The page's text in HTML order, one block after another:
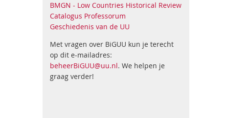
BMGN - Low Countries Historical Review
Catalogus Professorum
Geschiedenis van de UU
Met vragen over BiGUU kun je terecht
op dit e-mailadres:
beheerBiGUU@uu.nl. We helpen je
graag verder!